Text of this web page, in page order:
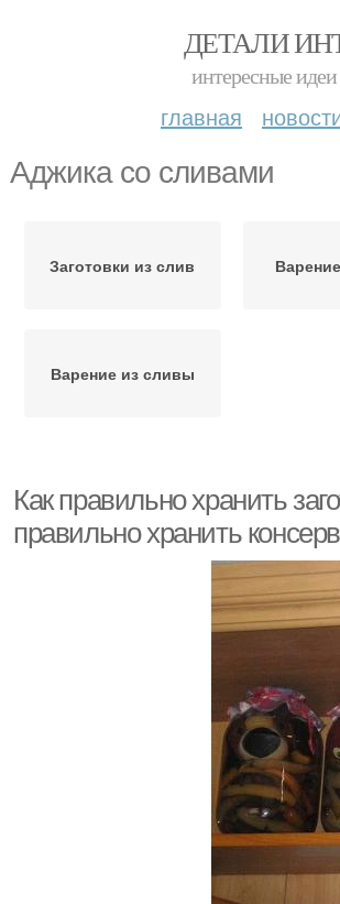
ДЕТАЛИ
интересные
главная
Аджика со сливами
Заготовки из слив
Варение из сливы
Как правильно хранить
правильно хранить